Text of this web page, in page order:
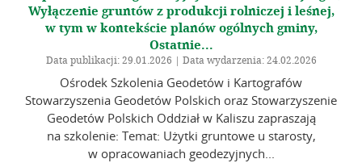
Wyłączenie gruntów z produkcji rolniczej i leśnej,
w tym w kontekście planów ogólnych gminy,
Ostatnie...
Data publikacji: 29.01.2026 | Data wydarzenia: 24.02.2026
Ośrodek Szkolenia Geodetów i Kartografów
Stowarzyszenia Geodetów Polskich oraz Stowarzyszenie
Geodetów Polskich Oddział w Kaliszu zapraszają
na szkolenie: Temat: Użytki gruntowe u starosty,
w opracowaniach geodezyjnych...